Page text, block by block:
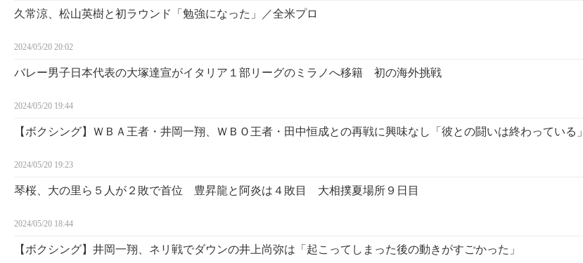
久常涼、松山英樹と初ラウンド「勉強になった」／全米プロ
2024/05/20 20:02
バレー男子日本代表の大塚達宣がイタリア１部リーグのミラノへ移籍 初の海外挑戦
2024/05/20 19:44
【ボクシング】ＷＢＡ王者・井岡一翔、ＷＢＯ王者・田中恒成との再戦に興味なし「彼との闘いは終わっている」
2024/05/20 19:23
琴桜、大の里ら５人が２敗で首位 豊昇龍と阿炎は４敗目 大相撲夏場所９日目
2024/05/20 18:44
【ボクシング】井岡一翔、ネリ戦でダウンの井上尚弥は「起こってしまった後の動きがすごかった」